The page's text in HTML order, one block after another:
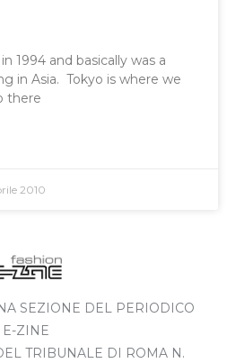
1994 and basically was a
in Asia. Tokyo is where we
there
2010
SEZIONE DEL PERIODICO
E-ZINE
TRIBUNALE DI ROMA N.